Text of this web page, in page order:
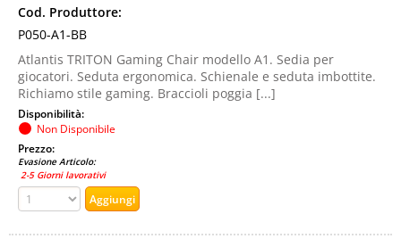
Cod. Produttore:
P050-A1-BB
Atlantis TRITON Gaming Chair modello A1. Sedia per
giocatori. Seduta ergonomica. Schienale e seduta imbottite.
Richiamo stile gaming. Braccioli poggia [...]
Disponibilità:
Non Disponibile
Prezzo:
Evasione Articolo:
2-5 Giorni lavorativi